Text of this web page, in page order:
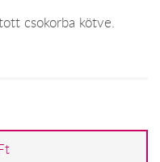
csokorba kötve.